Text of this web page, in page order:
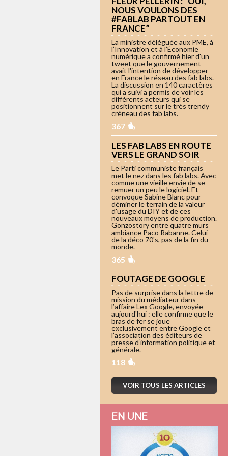
NOUS VOULONS DES
#FABLAB PARTOUT EN
FRANCE”
La ministre déléguée aux PME, à
l’Innovation et à l’Économie
numérique a confirmé hier d'un
tweet que le gouvernement
avait l'intention de développer
en France le réseau des fab labs.
La discussion en 140 caractères
qui a suivi a permis de voir les
différents acteurs qui se
positionnent sur le très trendy
créneau des fab labs.
367
LES FAB LABS EN ROUTE
VERS LE GRAND SOIR
Le Parti communiste français
met le nez dans les fab labs. Avec
comme une vieille envie de se
remuer un peu le logiciel. Et
convoque Sabine Blanc pour
déminer le terrain de la valeur
d'usage du DIY et de ces
nouveaux moyens de production.
Gonzostory entre quatre murs
ambiance Paco Rabanne. Celui
de la déco 70's, pas de la fin du
monde.
365
FOUTAGE DE GOOGLE
Pas de surprise dans la lettre de
mission du médiateur dans
l’affaire Lex Google, envoyée
aujourd'hui : elle confirme que le
bras de fer se joue
exclusivement entre Google et
l’association des éditeurs de
presse d‘information politique et
générale.
118
VOIR TOUS LES ARTICLES
EN UNE